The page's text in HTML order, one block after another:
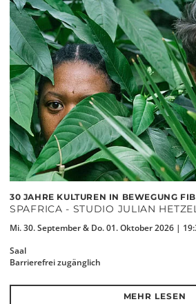
30 JAHRE KULTUREN IN BEWEGUNG
SPAFRICA - STUDIO JULIAN
Mi. 30. September & Do. 01. Oktober 2026 |
Saal
Barrierefrei zugänglich
MEHR LESEN